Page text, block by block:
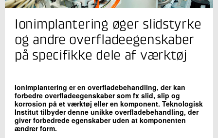
Jeg er din kontaktperson
Claus Mathiasen
Seniorspecialist, B.Sc. Fysik
Tribologi
+45 72 20 15 77
Send e-mail
Skriv til mig
Ionimplantering øger slidstyrke
og andre overfladeegenskaber
på specifikke dele af værktøj
Ionimplantering er en overfladebehandling, der kan
forbedre overfladeegenskaber som fx slid, slip og
korrosion på et værktøj eller en komponent. Teknologisk
Institut tilbyder denne unikke overfladebehandling, der
giver forbedrede egenskaber uden at komponenten
ændrer form.